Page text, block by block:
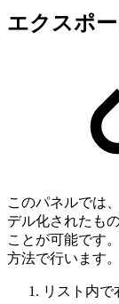
エクスポ
このパネルでは
デル化されたも
ことが可能です
方法で行います
リスト内で